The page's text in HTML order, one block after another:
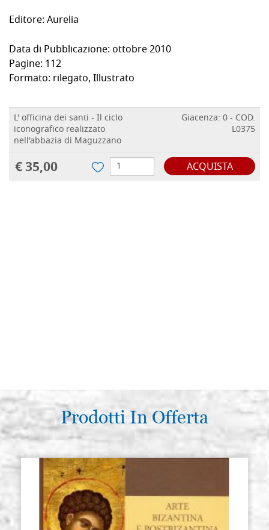
Editore: Aurelia
Data di Pubblicazione: ottobre 2010
Pagine: 112
Formato: rilegato, Illustrato
L' officina dei santi - Il ciclo
iconografico realizzato
nell'abbazia di Maguzzano
Giacenza: 0 - COD.
L0375
€ 35,00 ACQUISTA
Prodotti In Offerta